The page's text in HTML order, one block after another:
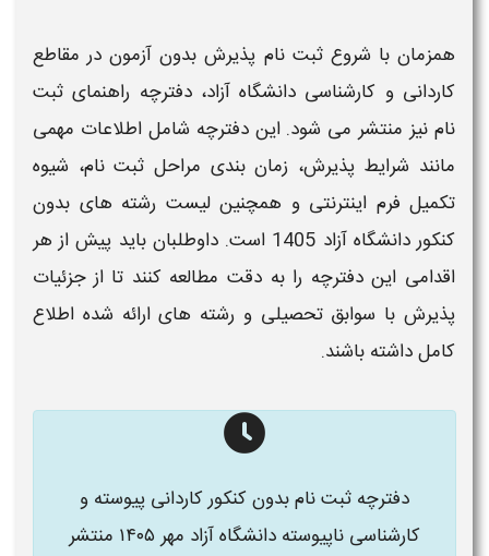
همزمان با شروع ثبت نام پذیرش بدون آزمون در مقاطع
کاردانی و کارشناسی دانشگاه آزاد، دفترچه راهنمای ثبت
نام نیز منتشر می‌ شود. این دفترچه شامل اطلاعات مهمی
مانند شرایط پذیرش، زمان‌ بندی مراحل ثبت نام، شیوه
تکمیل فرم اینترنتی و همچنینلیست رشته های بدون
کنکور دانشگاه آزاد 1405
است. داوطلبان باید پیش از هر
اقدامی این دفترچه را به دقت مطالعه کنند تا از جزئیات
پذیرش با سوابق تحصیلی و رشته‌ هایارائه شده اطلاع
کامل داشته باشند.
دفترچه ثبت نام بدون کنکور کاردانی پیوسته و
کارشناسی ناپیوسته دانشگاه آزاد مهر ۱۴۰۵ منتشر